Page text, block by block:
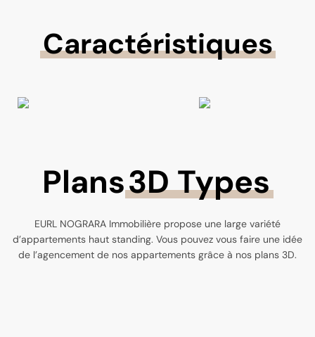
Caractéristiques
Plans3D Types
EURL NOGRARA Immobilière propose une large variété
d’appartements haut standing. Vous pouvez vous faire une idée
de l’agencement de nos appartements grâce à nos plans 3D.